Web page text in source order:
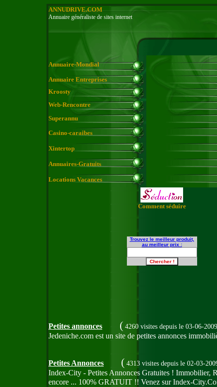
ANNUDRIVE.COM
Annuaire généraliste de sites internet
Annuaire-Mondial
Annuaire Entreprises
Kroosty
Web-Rencontre
Superannu
Casino-caraibes
Xintertop
Annuaires-Gratuits
Locations Vacances
Comment séduire
Trouvez le meilleur produit,
au meilleur prix :
Petites annonces ( 4260 visites depuis le 03-06-2009
Jedeniche.com est un site de petites annonces
Petites Annonces ( 4313 visites depuis le 02-03-
Index-City - Petites Annonces Gratuites ! Immobilier,
encore ... 100% GRATUIT !! Venez sur Index-